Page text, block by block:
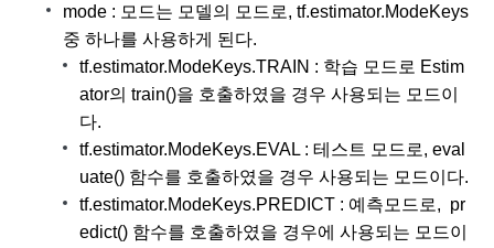
mode : 모드는 모델의 모드로, tf.estimator.ModeKeys
중 하나를 사용하게 된다.
tf.estimator.ModeKeys.TRAIN : 학습 모드로 Estim
ator의 train()을 호출하였을 경우 사용되는 모드이
다.
tf.estimator.ModeKeys.EVAL : 테스트 모드로, eval
uate() 함수를 호출하였을 경우 사용되는 모드이다.
tf.estimator.ModeKeys.PREDICT : 예측모드로,  pr
edict() 함수를 호출하였을 경우에 사용되는 모드이